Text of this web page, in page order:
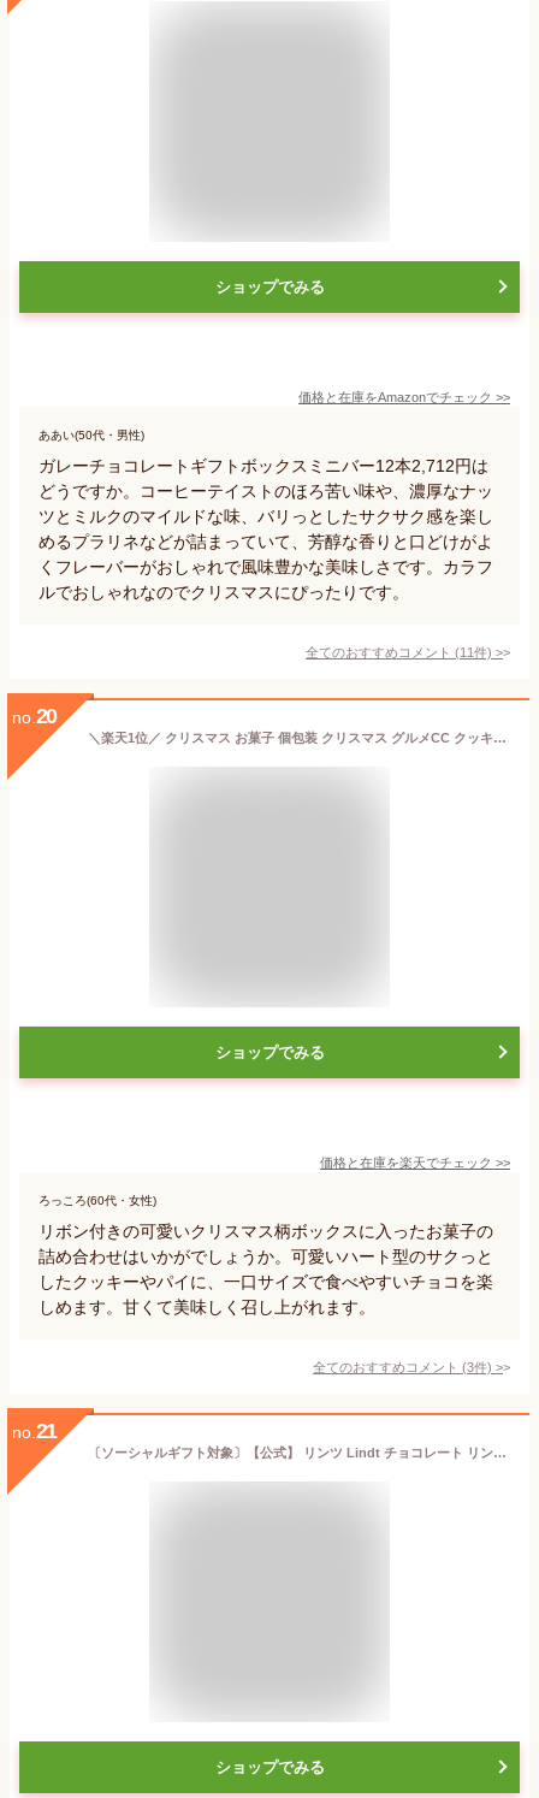
ショップでみる
価格と在庫をAmazonでチェック >>
ああい(50代・男性)
ガレーチョコレートギフトボックスミニバー12本2,712円は
どうですか。コーヒーテイストのほろ苦い味や、濃厚なナッ
ツとミルクのマイルドな味、バリっとしたサクサク感を楽し
めるプラリネなどが詰まっていて、芳醇な香りと口どけがよ
くフレーバーがおしゃれで風味豊かな美味しさです。カラフ
ルでおしゃれなのでクリスマスにぴったりです。
全てのおすすめコメント (11件) >
no. 20
＼楽天1位／ クリスマス お菓子 個包装 クリスマス グルメCC クッキー チョコレート プチギフト お菓子 クリスマス 業務用 クリスマス 子供会 詰め合わせ クリスマス 子供 プチギフト クッキー チョコレート 200円 人気
ショップでみる
価格と在庫を楽天でチェック >>
ろっころ(60代・女性)
リボン付きの可愛いクリスマス柄ボックスに入ったお菓子の
詰め合わせはいかがでしょうか。可愛いハート型のサクっと
したクッキーやパイに、一口サイズで食べやすいチョコを楽
しめます。甘くて美味しく召し上がれます。
全てのおすすめコメント (3件) >
no. 21
〔ソーシャルギフト対象〕【公式】 リンツ Lindt チョコレート リンドール テイスティングセット 16個入｜夏ギフト ギフト 可愛い スイーツ お菓子 おしゃれ 誕生日 手土産 お礼 お返し 家族 プチギフト【レビューキャンペーン対象】
ショップでみる